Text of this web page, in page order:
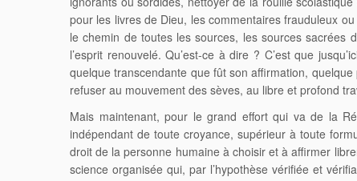
pour les livres de Dieu, les commentaires frauduleux
le chemin de toutes les sources, les sources sacrées
l’esprit renouvelé. Qu’est-ce à dire ? C’est que
quelque transcendante que fût son affirmation,
refuser au mouvement des sèves, au libre et profond
Mais maintenant, pour le grand effort qui va de la
indépendant de toute croyance, supérieur à toute
droit de la personne humaine à choisir et à affirmer
science organisée qui, par l’hypothèse vérifiée et